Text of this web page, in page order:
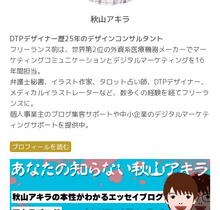
秋山アキラ
DTPデザイナー歴25年のデザインコンサルタント
フリーランス前は、世界第2位の外資系医療機器メーカーでマー
ケティングコミュニケーションとデジタルマーケティングを16
年間担当。
弁護士秘書、イラスト作家、タロット占い師、DTPデザイナー、
メディカルイラストレーターなど、数多くの経験を経てフリーラ
ンスに。
個人事業主のブログ集客サポートや中小企業のデジタルマーケテ
ィングサポートを提供中。
プロフィールを読む